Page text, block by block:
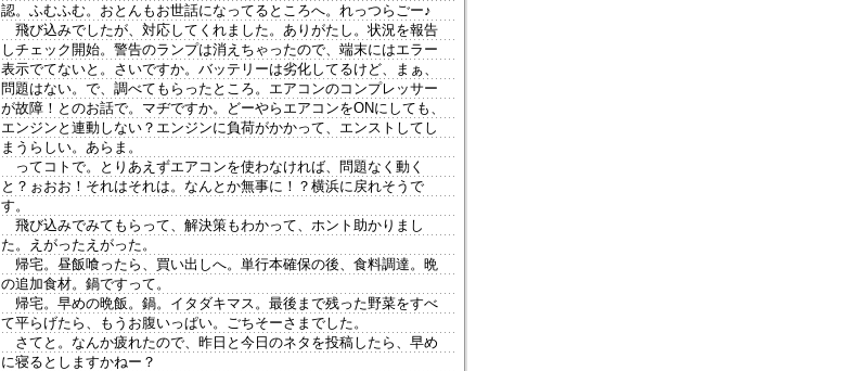
認。ふむふむ。おとんもお世話になってるところへ。れっつらごー♪
飛び込みでしたが、対応してくれました。ありがたし。状況を報告
しチェック開始。警告のランプは消えちゃったので、端末にはエラー
表示でてないと。さいですか。バッテリーは劣化してるけど、まぁ、
問題はない。で、調べてもらったところ。エアコンのコンプレッサー
が故障！とのお話で。マヂですか。どーやらエアコンをONにしても、
エンジンと連動しない？エンジンに負荷がかかって、エンストしてし
まうらしい。あらま。
ってコトで。とりあえずエアコンを使わなければ、問題なく動く
と？ぉおお！それはそれは。なんとか無事に！？横浜に戻れそうで
す。
飛び込みでみてもらって、解決策もわかって、ホント助かりまし
た。えがったえがった。
帰宅。昼飯喰ったら、買い出しへ。単行本確保の後、食料調達。晩
の追加食材。鍋ですって。
帰宅。早めの晩飯。鍋。イタダキマス。最後まで残った野菜をすべ
て平らげたら、もうお腹いっぱい。ごちそーさまでした。
さてと。なんか疲れたので、昨日と今日のネタを投稿したら、早め
に寝るとしますかねー？